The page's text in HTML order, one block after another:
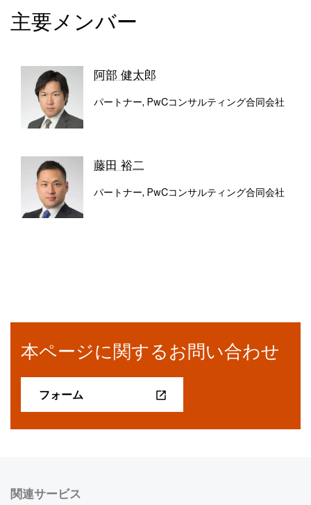
主要メンバー
阿部 健太郎
パートナー, PwCコンサルティング合同会社
藤田 裕二
パートナー, PwCコンサルティング合同会社
本ページに関するお問い合わせ
フォーム
関連サービス